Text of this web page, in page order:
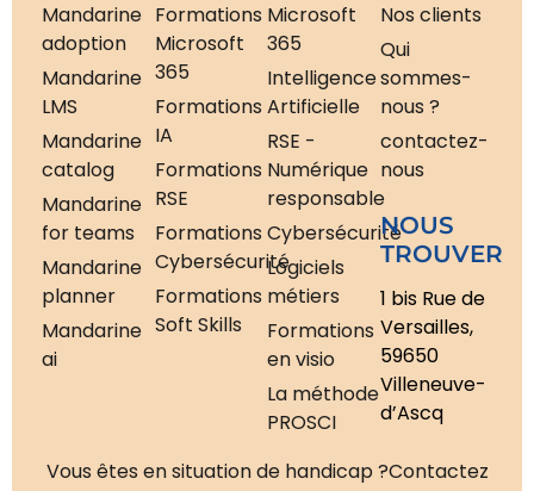
Mandarine
adoption
Mandarine
LMS
Mandarine
catalog
Mandarine
for teams
Mandarine
planner
Mandarine
ai
Formations
Microsoft
365
Formations
IA
Formations
RSE
Formations
Cybersécurité
Formations
Soft Skills
Microsoft
365
Intelligence
Artificielle
RSE -
Numérique
responsable
Cybersécurité
Logiciels
métiers
Formations
en visio
La méthode
PROSCI
Nos clients
Qui
sommes-
nous ?
contactez-
nous
NOUS
TROUVER
1 bis Rue de
Versailles,
59650
Villeneuve-
d’Ascq
Vous êtes en situation de handicap ?Contactez